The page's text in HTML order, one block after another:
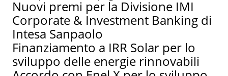
Nuovi premi per la Divisione IMI
Corporate & Investment Banking di
Intesa Sanpaolo
Finanziamento a IRR Solar per lo
sviluppo delle energie rinnovabili